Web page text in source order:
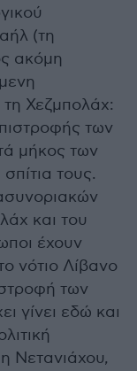
(τη
ακόμη
Χεζμπολάχ:
των
μήκος των
τους.
και του
έχουν
νότιο Λίβανο
των
γίνει εδώ και
Νετανιάχου,